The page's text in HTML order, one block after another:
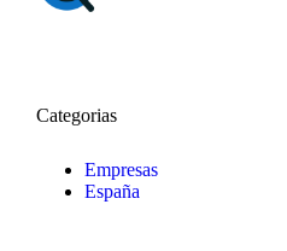
Categorias
Empresas
España